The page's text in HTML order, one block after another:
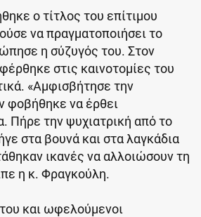
ο τίτλος του επίτιμου
να πραγματοποιήσει το
η σύζυγός του. Στον
στις καινοτομίες του
«Αμφισβήτησε την
φοβήθηκε να έρθει
Πήρε την ψυχιατρική από το
στα βουνά και στα λαγκάδια
ικανές να αλλοιώσουν τη
η κ. Φραγκούλη.
και ωφελούμενοι